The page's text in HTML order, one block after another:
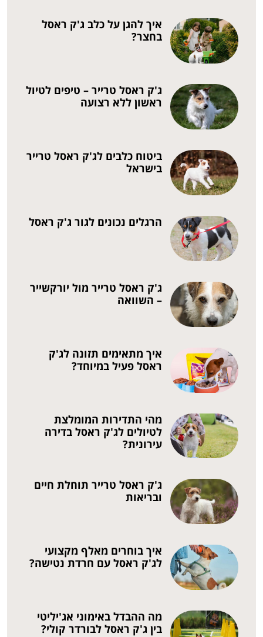
איך להגן על כלב ג'ק ראסל
בחצר?
ג'ק ראסל טרייר – טיפים לטיול
ראשון ללא רצועה
ביטוח כלבים לג'ק ראסל טרייר
בישראל
הרגלים נכונים לגור ג'ק ראסל
ג'ק ראסל טרייר מול יורקשייר
– השוואה
איך מתאימים תזונה לג'ק
ראסל פעיל במיוחד?
מהי התדירות המומלצת
לטיולים לג'ק ראסל בדירה
עירונית?
ג'ק ראסל טרייר תוחלת חיים
ובריאות
איך בוחרים מאלף מקצועי
לג'ק ראסל עם חרדת נטישה?
מה ההבדל באימוני אג'יליטי
בין ג'ק ראסל לבורדר קולי?